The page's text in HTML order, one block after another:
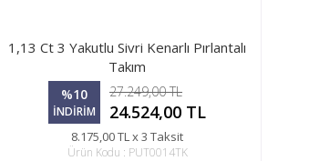
1,13 Ct 3 Yakutlu Sivri Kenarlı Pırlantalı
Takım
%10
İNDİRİM
27.249,00 TL
24.524,00 TL
8.175,00 TL x 3 Taksit
Ürün Kodu : PUT0014TK